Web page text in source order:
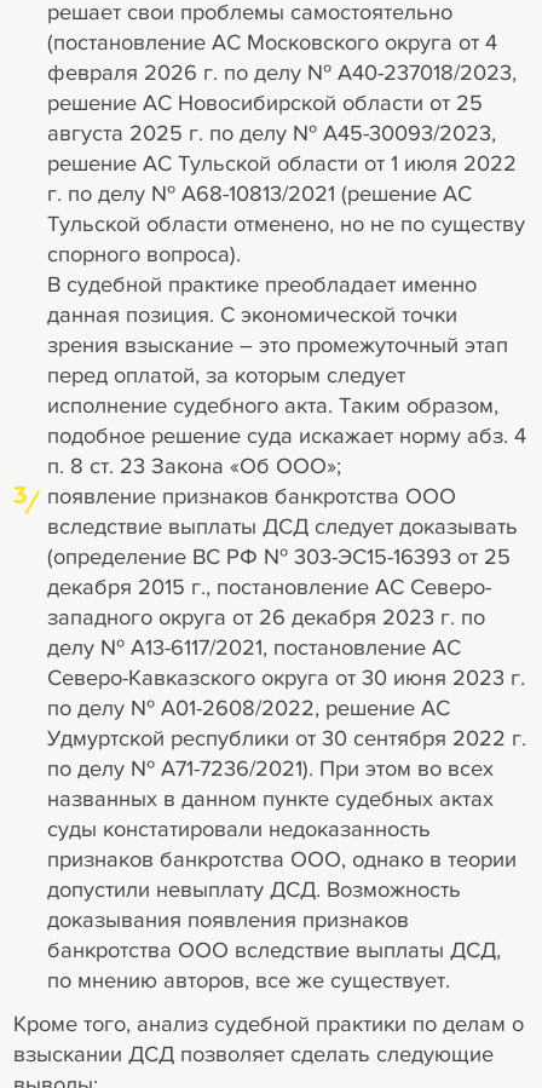
решает свои проблемы самоcтоятельно
(постановление АС Московского округа от 4
февраля 2026 г. по делу № А40-237018/2023,
решение АС Новосибирской области от 25
августа 2025 г. по делу № А45-30093/2023,
решение АС Тульской области от 1 июля 2022
г. по делу № А68-10813/2021 (решение АС
Тульской области отменено, но не по существу
спорного вопроса).
В судебной практике преобладает именно
данная позиция. C экономической точки
зрения взыскание – это промежуточный этап
перед оплатой, за которым следует
исполнение судебного акта. Таким образом,
подобное решение суда искажает норму абз. 4
п. 8 ст. 23 Закона «Об ООО»;
3
появление признаков банкротства ООО
вследствие выплаты ДСД следует доказывать
(определение ВС РФ № 303-ЭС15-16393 от 25
декабря 2015 г., постановление АС Северо-
западного округа от 26 декабря 2023 г. по
делу № А13-6117/2021, постановление АС
Северо-Кавказского округа от 30 июня 2023 г.
по делу № А01-2608/2022, решение АС
Удмуртской республики от 30 сентября 2022 г.
по делу № А71-7236/2021). При этом во всех
названных в данном пункте судебных актах
суды констатировали недоказанность
признаков банкротства ООО, однако в теории
допустили невыплату ДСД. Возможность
доказывания появления признаков
банкротства ООО вследствие выплаты ДСД,
по мнению авторов, все же существует.
Кроме того, анализ судебной практики по делам о
взыскании ДСД позволяет сделать следующие